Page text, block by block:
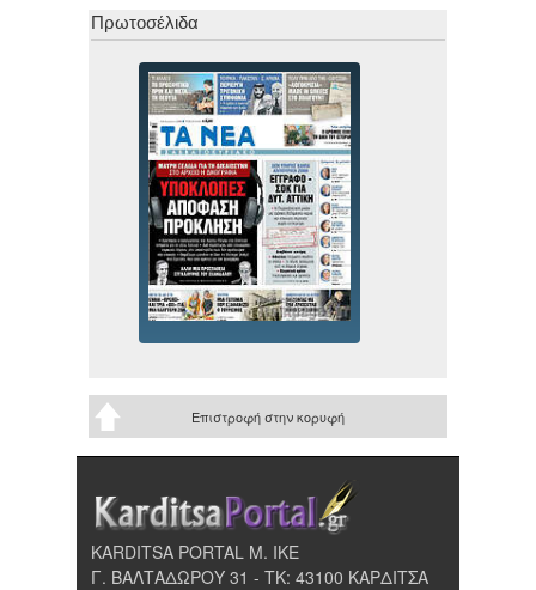
Πρωτοσέλιδα
Επιστροφή στην κορυφή
KARDITSA PORTAL Μ. ΙΚΕ
Γ. ΒΑΛΤΑΔΩΡΟΥ 31 - ΤΚ: 43100 ΚΑΡΔΙΤΣΑ